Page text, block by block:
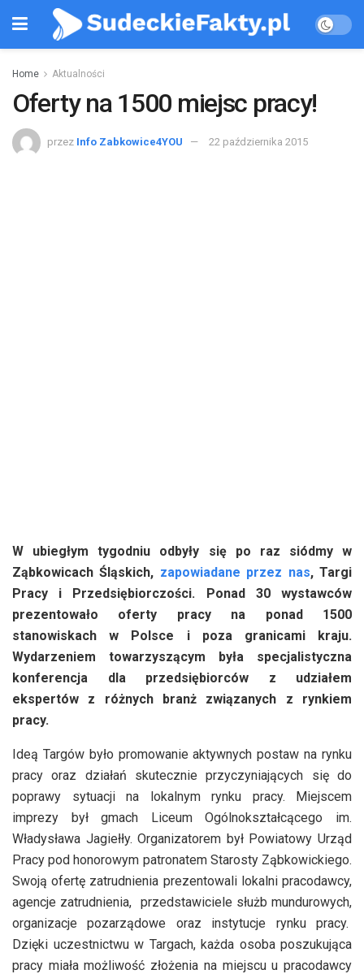
Home Aktualności
Oferty na 1500 miejsc pracy!
przez Info Zabkowice4YOU 22 października 2015
W ubiegłym tygodniu odbyły się po raz siódmy w
Ząbkowicach Śląskich, zapowiadane przez nas, Targi
Pracy i Przedsiębiorczości. Ponad 30 wystawców
prezentowało oferty pracy na ponad 1500
stanowiskach w Polsce i poza granicami kraju.
Wydarzeniem towarzyszącym była specjalistyczna
konferencja dla przedsiębiorców z udziałem
ekspertów z różnych branż związanych z rynkiem
pracy.
Ideą Targów było promowanie aktywnych postaw na rynku
pracy oraz działań skutecznie przyczyniających się do
poprawy sytuacji na lokalnym rynku pracy. Miejscem
imprezy był gmach Liceum Ogólnokształcącego im.
Władysława Jagiełły. Organizatorem był Powiatowy Urząd
Pracy pod honorowym patronatem Starosty Ząbkowickiego.
Swoją ofertę zatrudnienia prezentowali lokalni pracodawcy,
agencje zatrudnienia, przedstawiciele służb mundurowych,
organizacje pozarządowe oraz instytucje rynku pracy.
Dzięki uczestnictwu w Targach, każda osoba poszukująca
pracy miała możliwość złożenia na miejscu u pracodawcy